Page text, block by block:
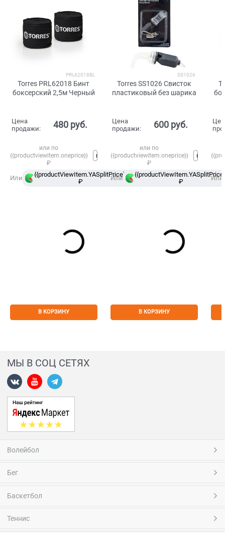
PRL62018BL
Torres PRL62018 Бинт
боксерский 2,5м Черный
Цена
продажи:
480 руб.
или по
{{productviewitem.oneprice}}
₽
Или
{{productViewItem.YASplitPrice}}
₽
в
Сплит
В КОРЗИНУ
SS1026
Torres SS1026 Свисток
пластиковый без шарика
Цена
продажи:
600 руб.
или по
{{productviewitem.oneprice}}
₽
Или
₽
В КОРЗИНУ
Или
МЫ В СОЦ СЕТЯХ
Волейбол
Бег
Баскетбол
Теннис